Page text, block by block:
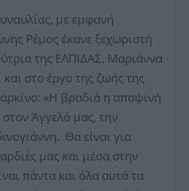
με εμφανή
Ρέμος έκανε ξεχωριστή
της ΕΛΠΙΔΑΣ, Μαριάννα
στο έργο της ζωής της
«Η βραδιά η αποψινή
Άγγελό μας, την
Θα είναι για
μας και μέσα στην
πάντα και όλα αυτά τα